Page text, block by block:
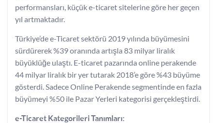
performansları, küçük e-ticaret sitelerine göre her geçen
yıl artmaktadır.
Türkiye’de e-Ticaret sektörü 2019 yılında büyümesini
sürdürerek %39 oranında artışla 83 milyar liralık
büyüklüğe ulaştı. E-ticaret pazarında online perakende
44 milyar liralık bir yer tutarak 2018’e göre %43 büyüme
gösterdi. Sadece Online Perakende segmentinde en fazla
büyümeyi %50 ile Pazar Yerleri kategorisi gerçekleştirdi.
e-Ticaret Kategorileri Tanımları: